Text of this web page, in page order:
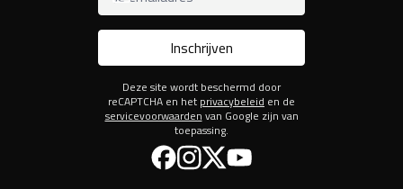
Inschrijven
Deze site wordt beschermd door
reCAPTCHA en het privacybeleid en de
servicevoorwaarden van Google zijn van
toepassing.
FacebookInstagram
TwitterYouTube